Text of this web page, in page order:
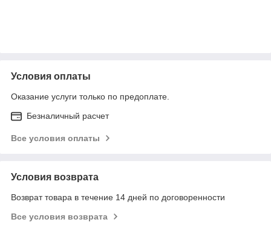
Условия оплаты
Оказание услуги только по предоплате.
Безналичный расчет
Все условия оплаты
Условия возврата
Возврат товара в течение 14 дней по договоренности
Все условия возврата